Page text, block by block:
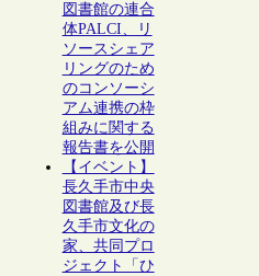
図書館の連合
体PALCI、リ
ソースシェア
リングのため
のコンソーシ
アム連携の枠
組みに関する
報告書を公開
【イベント】
長久手市中央
図書館及び長
久手市文化の
家、共同プロ
ジェクト「ひ